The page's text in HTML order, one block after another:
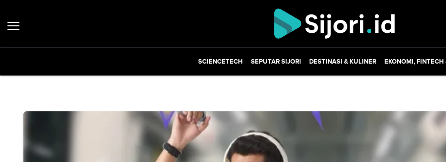
SCIENCETECH SEPUTAR SIJORI DESTINASI & KULINER EKONOMI, FINTECH